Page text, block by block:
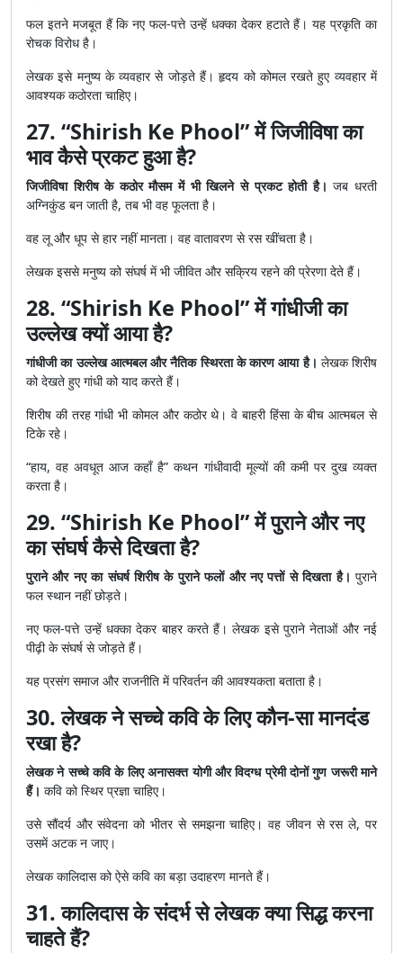
फल इतने मजबूत हैं कि नए फल-पत्ते उन्हें धक्का देकर हटाते हैं। यह प्रकृति का
रोचक विरोध है।
लेखक इसे मनुष्य के व्यवहार से जोड़ते हैं। हृदय को कोमल रखते हुए व्यवहार में
आवश्यक कठोरता चाहिए।
27. “Shirish Ke Phool” में जिजीविषा का
भाव कैसे प्रकट हुआ है?
जिजीविषा शिरीष के कठोर मौसम में भी खिलने से प्रकट होती है। जब धरती
अग्निकुंड बन जाती है, तब भी वह फूलता है।
वह लू और धूप से हार नहीं मानता। वह वातावरण से रस खींचता है।
लेखक इससे मनुष्य को संघर्ष में भी जीवित और सक्रिय रहने की प्रेरणा देते हैं।
28. “Shirish Ke Phool” में गांधीजी का
उल्लेख क्यों आया है?
गांधीजी का उल्लेख आत्मबल और नैतिक स्थिरता के कारण आया है। लेखक शिरीष
को देखते हुए गांधी को याद करते हैं।
शिरीष की तरह गांधी भी कोमल और कठोर थे। वे बाहरी हिंसा के बीच आत्मबल से
टिके रहे।
“हाय, वह अवधूत आज कहाँ है” कथन गांधीवादी मूल्यों की कमी पर दुख व्यक्त
करता है।
29. “Shirish Ke Phool” में पुराने और नए
का संघर्ष कैसे दिखता है?
पुराने और नए का संघर्ष शिरीष के पुराने फलों और नए पत्तों से दिखता है। पुराने
फल स्थान नहीं छोड़ते।
नए फल-पत्ते उन्हें धक्का देकर बाहर करते हैं। लेखक इसे पुराने नेताओं और नई
पीढ़ी के संघर्ष से जोड़ते हैं।
यह प्रसंग समाज और राजनीति में परिवर्तन की आवश्यकता बताता है।
30. लेखक ने सच्चे कवि के लिए कौन-सा मानदंड
रखा है?
लेखक ने सच्चे कवि के लिए अनासक्त योगी और विदग्ध प्रेमी दोनों गुण जरूरी माने
हैं। कवि को स्थिर प्रज्ञा चाहिए।
उसे सौंदर्य और संवेदना को भीतर से समझना चाहिए। वह जीवन से रस ले, पर
उसमें अटक न जाए।
लेखक कालिदास को ऐसे कवि का बड़ा उदाहरण मानते हैं।
31. कालिदास के संदर्भ से लेखक क्या सिद्ध करना
चाहते हैं?